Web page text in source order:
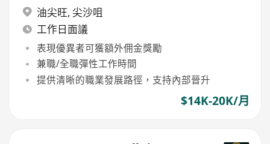
油尖旺, 尖沙咀
工作日面議
表現優異者可獲額外佣金獎勵
兼職/全職彈性工作時間
提供清晰的職業發展路徑，支持內部晉升
$14K-20K/月